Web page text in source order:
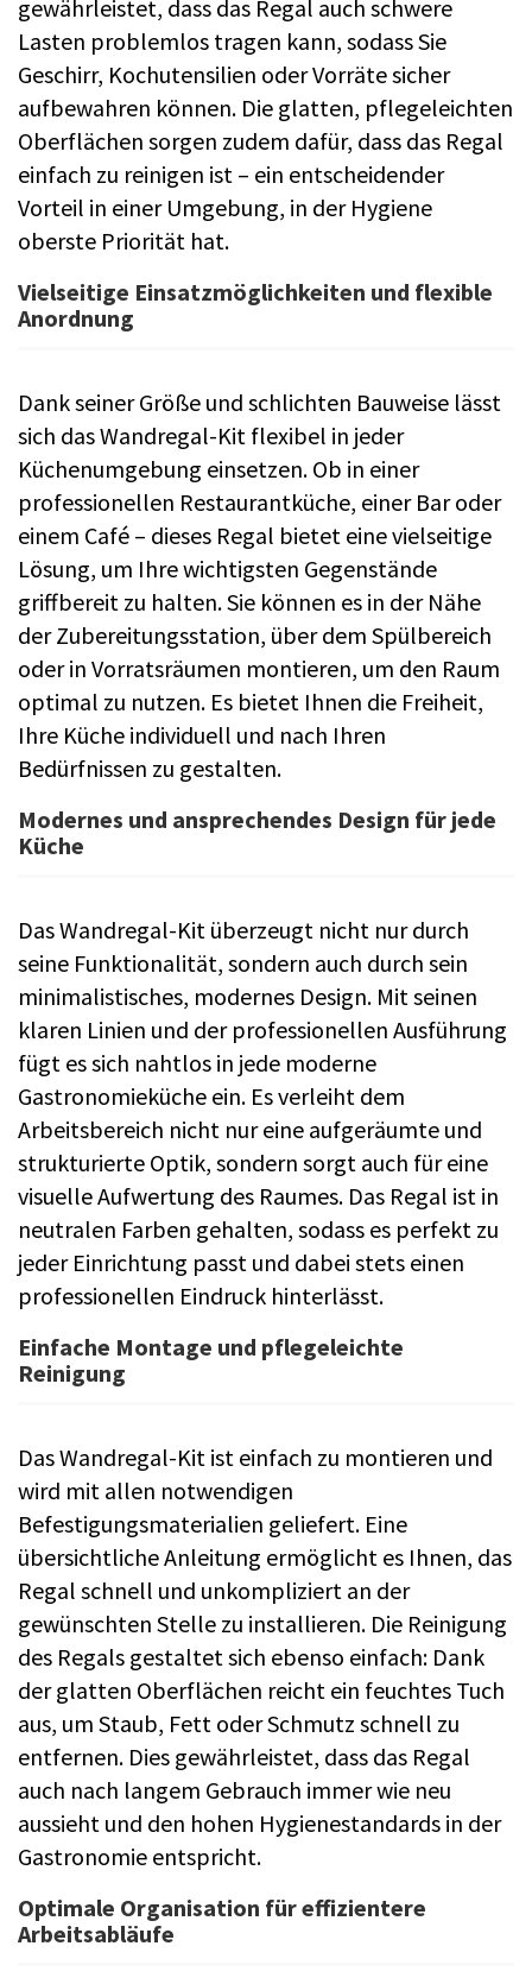
gewährleistet, dass das Regal auch schwere
Lasten problemlos tragen kann, sodass Sie
Geschirr, Kochutensilien oder Vorräte sicher
aufbewahren können. Die glatten, pflegeleichten
Oberflächen sorgen zudem dafür, dass das Regal
einfach zu reinigen ist – ein entscheidender
Vorteil in einer Umgebung, in der Hygiene
oberste Priorität hat.
Vielseitige Einsatzmöglichkeiten und flexible
Anordnung
Dank seiner Größe und schlichten Bauweise lässt
sich das Wandregal-Kit flexibel in jeder
Küchenumgebung einsetzen. Ob in einer
professionellen Restaurantküche, einer Bar oder
einem Café – dieses Regal bietet eine vielseitige
Lösung, um Ihre wichtigsten Gegenstände
griffbereit zu halten. Sie können es in der Nähe
der Zubereitungsstation, über dem Spülbereich
oder in Vorratsräumen montieren, um den Raum
optimal zu nutzen. Es bietet Ihnen die Freiheit,
Ihre Küche individuell und nach Ihren
Bedürfnissen zu gestalten.
Modernes und ansprechendes Design für jede
Küche
Das Wandregal-Kit überzeugt nicht nur durch
seine Funktionalität, sondern auch durch sein
minimalistisches, modernes Design. Mit seinen
klaren Linien und der professionellen Ausführung
fügt es sich nahtlos in jede moderne
Gastronomieküche ein. Es verleiht dem
Arbeitsbereich nicht nur eine aufgeräumte und
strukturierte Optik, sondern sorgt auch für eine
visuelle Aufwertung des Raumes. Das Regal ist in
neutralen Farben gehalten, sodass es perfekt zu
jeder Einrichtung passt und dabei stets einen
professionellen Eindruck hinterlässt.
Einfache Montage und pflegeleichte
Reinigung
Das Wandregal-Kit ist einfach zu montieren und
wird mit allen notwendigen
Befestigungsmaterialien geliefert. Eine
übersichtliche Anleitung ermöglicht es Ihnen, das
Regal schnell und unkompliziert an der
gewünschten Stelle zu installieren. Die Reinigung
des Regals gestaltet sich ebenso einfach: Dank
der glatten Oberflächen reicht ein feuchtes Tuch
aus, um Staub, Fett oder Schmutz schnell zu
entfernen. Dies gewährleistet, dass das Regal
auch nach langem Gebrauch immer wie neu
aussieht und den hohen Hygienestandards in der
Gastronomie entspricht.
Optimale Organisation für effizientere
Arbeitsabläufe